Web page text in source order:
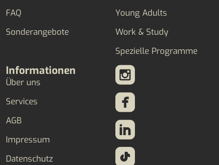
FAQ
Sonderangebote
Young Adults
Work & Study
Spezielle Programme
Informationen
Über uns
Services
AGB
Impressum
Datenschutz